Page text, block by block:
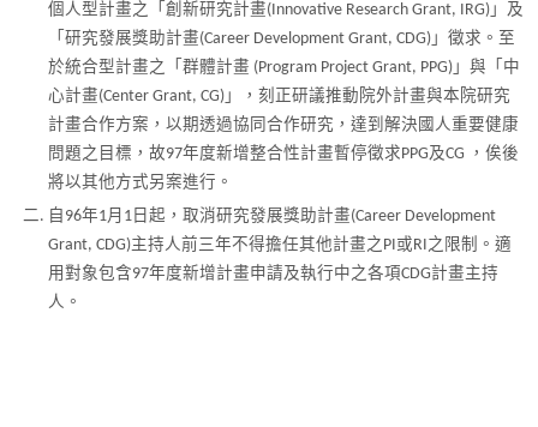
個人型計畫之「創新研究計畫(Innovative Research Grant, IRG)」及
「研究發展獎助計畫(Career Development Grant, CDG)」徵求。至
於統合型計畫之「群體計畫 (Program Project Grant, PPG)」與「中
心計畫(Center Grant, CG)」，刻正研議推動院外計畫與本院研究
計畫合作方案，以期透過協同合作研究，達到解決國人重要健康
問題之目標，故97年度新增整合性計畫暫停徵求PPG及CG ，俟後
將以其他方式另案進行。
自96年1月1日起，取消研究發展獎助計畫(Career Development
Grant, CDG)主持人前三年不得擔任其他計畫之PI或RI之限制。適
用對象包含97年度新增計畫申請及執行中之各項CDG計畫主持
人。